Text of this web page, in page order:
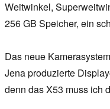
Weitwinkel,
256 GB Speicher, ein
Das neue
Jena produzierte
denn das X53 muss ich